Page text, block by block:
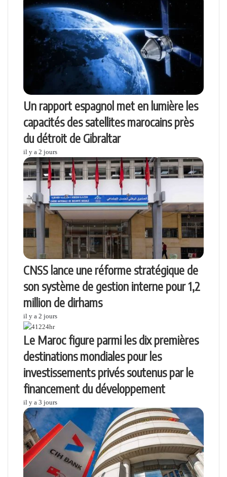
Un rapport espagnol met en lumière les
capacités des satellites marocains près
du détroit de Gibraltar
il y a 2 jours
CNSS lance une réforme stratégique de
son système de gestion interne pour 1,2
million de dirhams
il y a 2 jours
Le Maroc figure parmi les dix premières
destinations mondiales pour les
investissements privés soutenus par le
financement du développement
il y a 3 jours